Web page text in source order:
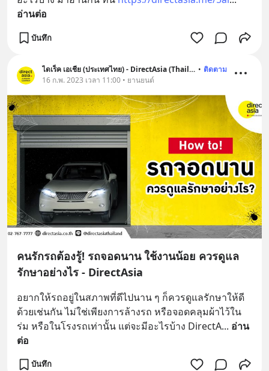
อ่านต่อ
บันทึก
ไดเร็ค เอเชีย (ประเทศไทย) - DirectAsia (Thailand) • ติดตาม
16 ก.พ. 2023 เวลา 11:00 • ยานยนต์
คนรักรถต้องรู้! รถจอดนาน ใช้งานน้อย ควรดูแล
รักษาอย่างไร - DirectAsia
อยากให้รถอยู่ในสภาพที่ดีไปนาน ๆ ก็ควรดูแลรักษาให้ดี
ด้วยเช่นกัน ไม่ใช่เพียงการล้างรถ หรือจอดคลุมผ้าไว้ใน
ร่ม หรือในโรงรถเท่านั้น แต่จะมีอะไรบ้าง DirectA... อ่าน
ต่อ
บันทึก